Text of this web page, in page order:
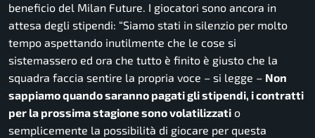
beneficio del Milan Future. I giocatori sono ancora in
attesa degli stipendi: “Siamo stati in silenzio per molto
tempo aspettando inutilmente che le cose si
sistemassero ed ora che tutto è finito è giusto che la
squadra faccia sentire la propria voce – si legge – Non
sappiamo quando saranno pagati gli stipendi, i contratti
per la prossima stagione sono volatilizzati o
semplicemente la possibilità di giocare per questa